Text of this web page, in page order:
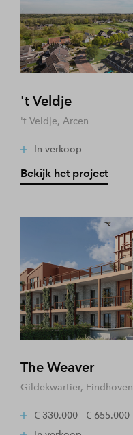
't Veldje
't Veldje, Arcen
In verkoop
Bekijk het project
The Weaver
Gildekwartier, Eindhoven
€ 330.000 - € 655.000